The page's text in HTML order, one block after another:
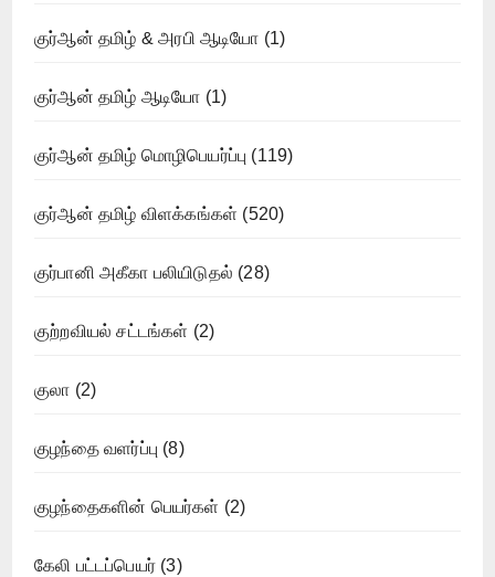
குர்ஆன் தமிழ் & அரபி ஆடியோ (1)
குர்ஆன் தமிழ் ஆடியோ (1)
குர்ஆன் தமிழ் மொழிபெயர்ப்பு (119)
குர்ஆன் தமிழ் விளக்கங்கள் (520)
குர்பானி அகீகா பலியிடுதல் (28)
குற்றவியல் சட்டங்கள் (2)
குலா (2)
குழந்தை வளர்ப்பு (8)
குழந்தைகளின் பெயர்கள் (2)
கேலி பட்டப்பெயர் (3)